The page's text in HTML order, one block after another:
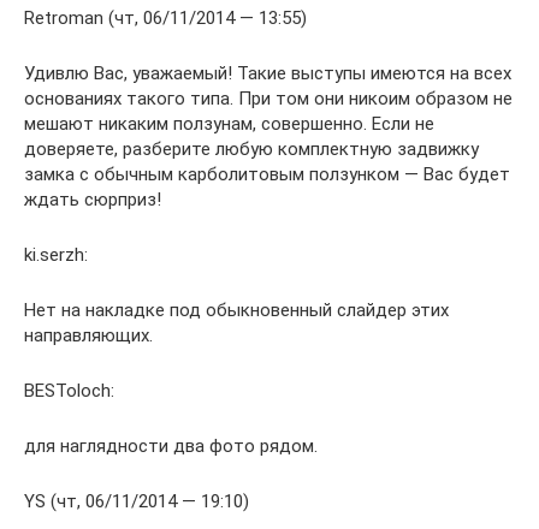
Retroman (чт, 06/11/2014 — 13:55)
Удивлю Вас, уважаемый! Такие выступы имеются на всех
основаниях такого типа. При том они никоим образом не
мешают никаким ползунам, совершенно. Если не
доверяете, разберите любую комплектную задвижку
замка с обычным карболитовым ползунком — Вас будет
ждать сюрприз!
ki.serzh:
Нет на накладке под обыкновенный слайдер этих
направляющих.
BESToloch:
для наглядности два фото рядом.
YS (чт, 06/11/2014 — 19:10)